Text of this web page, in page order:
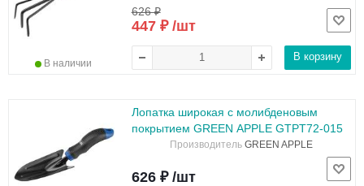
В наличии
626 ₽
447 ₽ /шт
В корзину
Лопатка широкая с молибденовым
покрытием GREEN APPLE GTPT72-015
Производитель GREEN APPLE
626 ₽ /шт